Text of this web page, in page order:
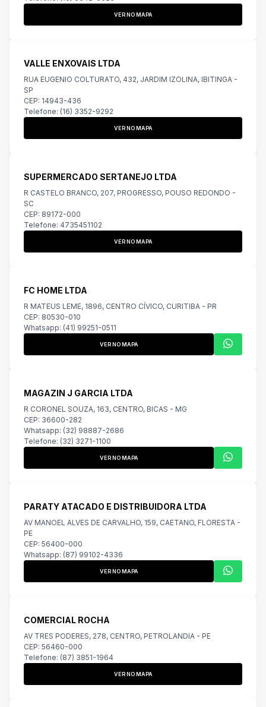
VER NO MAPA
VALLE ENXOVAIS LTDA
RUA EUGENIO COLTURATO, 432, JARDIM IZOLINA, IBITINGA -
SP
CEP: 14943-436
Telefone: (16) 3352-9292
VER NO MAPA
SUPERMERCADO SERTANEJO LTDA
R CASTELO BRANCO, 207, PROGRESSO, POUSO REDONDO -
SC
CEP: 89172-000
Telefone: 4735451102
VER NO MAPA
FC HOME LTDA
R MATEUS LEME, 1896, CENTRO CÍVICO, CURITIBA - PR
CEP: 80530-010
Whatsapp: (41) 99251-0511
VER NO MAPA
MAGAZIN J GARCIA LTDA
R CORONEL SOUZA, 163, CENTRO, BICAS - MG
CEP: 36600-282
Whatsapp: (32) 98887-2686
Telefone: (32) 3271-1100
VER NO MAPA
PARATY ATACADO E DISTRIBUIDORA LTDA
AV MANOEL ALVES DE CARVALHO, 159, CAETANO, FLORESTA -
PE
CEP: 56400-000
Whatsapp: (87) 99102-4336
VER NO MAPA
COMERCIAL ROCHA
AV TRES PODERES, 278, CENTRO, PETROLANDIA - PE
CEP: 56460-000
Telefone: (87) 3851-1964
VER NO MAPA